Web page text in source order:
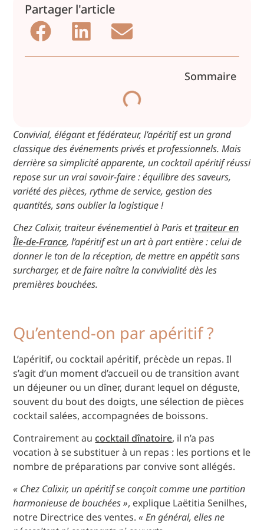
Convivial, élégant et fédérateur, l’apéritif est un grand
classique des événements privés et professionnels. Mais
derrière sa simplicité apparente, un cocktail apéritif réussi
repose sur un vrai savoir-faire : équilibre des saveurs,
variété des pièces, rythme de service, gestion des
quantités, sans oublier la logistique !
Chez Calixir, traiteur événementiel à Paris ettraiteur en
Île-de-France, l’apéritif est un art à part entière : celui de
donner le ton de la réception, de mettre en appétit sans
surcharger, et de faire naître la convivialité dès les
premières bouchées.
Qu’entend-on par apéritif ?
L’apéritif, ou cocktail apéritif, précède un repas. Il
s’agit d’un moment d’accueil ou de transition avant
un déjeuner ou un dîner, durant lequel on déguste,
souvent du bout des doigts, une sélection de pièces
cocktail salées, accompagnées de boissons.
Contrairement aucocktail dînatoire, il n’a pas
vocation à se substituer à un repas : les portions et le
nombre de préparations par convive sont allégés.
« Chez Calixir, un apéritif se conçoit comme une partition
harmonieuse de bouchées », explique Laëtitia Senilhes,
notre Directrice des ventes.« En général, elles ne
Partager l'article
Sommaire